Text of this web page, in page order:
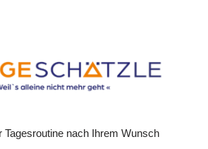
Tagesroutine nach Ihrem Wunsch